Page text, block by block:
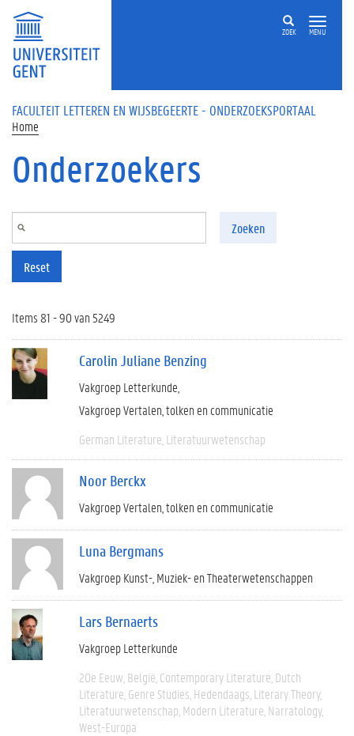
Overslaan en naar de inhoud gaan
ZOEK MENU
FACULTEIT LETTEREN EN WIJSBEGEERTE - ONDERZOEKSPORTAAL
Home
Onderzoekers
Zoeken
Reset
Items 81 - 90 van 5249
Carolin Juliane Benzing
Vakgroep Letterkunde
Vakgroep Vertalen, tolken en communicatie
German Literature Literatuurwetenschap
Noor Berckx
Vakgroep Vertalen, tolken en communicatie
Luna Bergmans
Vakgroep Kunst-, Muziek- en Theaterwetenschappen
Lars Bernaerts
Vakgroep Letterkunde
20e Eeuw België Contemporary Literature Dutch
Literature Genre Studies Hedendaags Literary Theory
Literatuurwetenschap Modern Literature Narratology
West-Europa